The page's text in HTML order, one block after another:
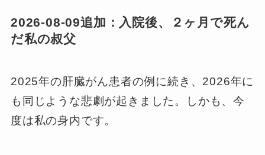
2026-08-09追加：入院後、２ヶ月で死ん
だ私の叔父
2025年の肝臓がん患者の例に続き、2026年に
も同じような悲劇が起きました。しかも、今
度は私の身内です。